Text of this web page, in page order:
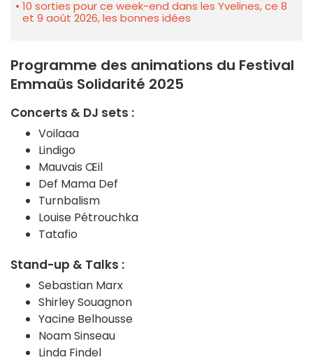
10 sorties pour ce week-end dans les Yvelines, ce 8
et 9 août 2026, les bonnes idées
Programme des animations du Festival
Emmaüs Solidarité 2025
Concerts & DJ sets :
Voilaaa
Lindigo
Mauvais Œil
Def Mama Def
Turnbalism
Louise Pétrouchka
Tatafio
Stand-up & Talks :
Sebastian Marx
Shirley Souagnon
Yacine Belhousse
Noam Sinseau
Linda Findel